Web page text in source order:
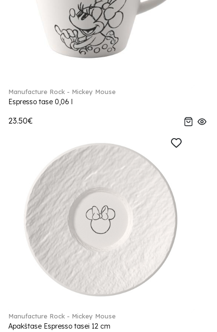
Manufacture Rock - Mickey Mouse
Espresso tase 0,06 l
23.50€
Manufacture Rock - Mickey Mouse
Apakštase Espresso tasei 12 cm